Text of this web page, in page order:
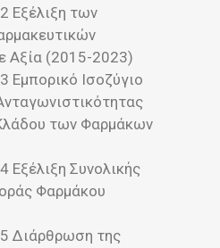
Εξέλιξη των
Αξία (2015-2023)
Εμπορικό Ισοζύγιο
των Φαρμάκων
Εξέλιξη Συνολικής
Φαρμάκου
Διάρθρωση της